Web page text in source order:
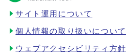
サイト運用について
個人情報の取り扱いについて
ウェブアクセシビリティ方針